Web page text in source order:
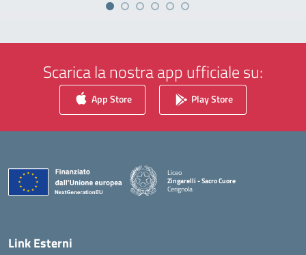
Scarica la nostra app ufficiale su:
App Store Play Store
Liceo
Zingarelli - Sacro Cuore
Cerignola
— Visita la pagina iniziale della scuola
Link Esterni